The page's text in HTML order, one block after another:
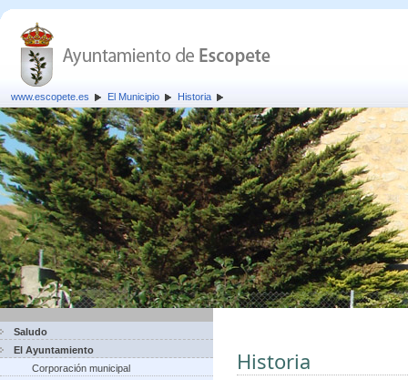
www.escopete.es El Municipio Historia
Saludo
El Ayuntamiento
Corporación municipal
Historia